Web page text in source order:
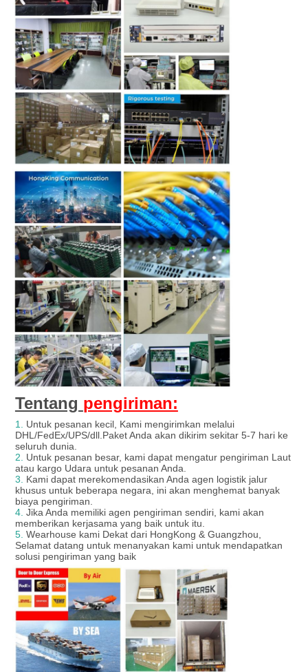
Tentang pengiriman:
1. Untuk pesanan kecil, Kami mengirimkan melalui
DHL/FedEx/UPS/dll.Paket Anda akan dikirim sekitar 5-7 hari ke
seluruh dunia.
2. Untuk pesanan besar, kami dapat mengatur pengiriman Laut
atau kargo Udara untuk pesanan Anda.
3. Kami dapat merekomendasikan Anda agen logistik jalur
khusus untuk beberapa negara, ini akan menghemat banyak
biaya pengiriman.
4. Jika Anda memiliki agen pengiriman sendiri, kami akan
memberikan kerjasama yang baik untuk itu.
5. Wearhouse kami Dekat dari HongKong & Guangzhou,
Selamat datang untuk menanyakan kami untuk mendapatkan
solusi pengiriman yang baik